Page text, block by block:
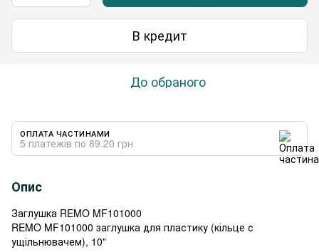
В кредит
До обраного
ОПЛАТА ЧАСТИНАМИ
5 платежів по 89.20 грн
Опис
Заглушка REMO MF101000
REMO MF101000 заглушка для пластику (кільце с
ущільнювачем), 10"